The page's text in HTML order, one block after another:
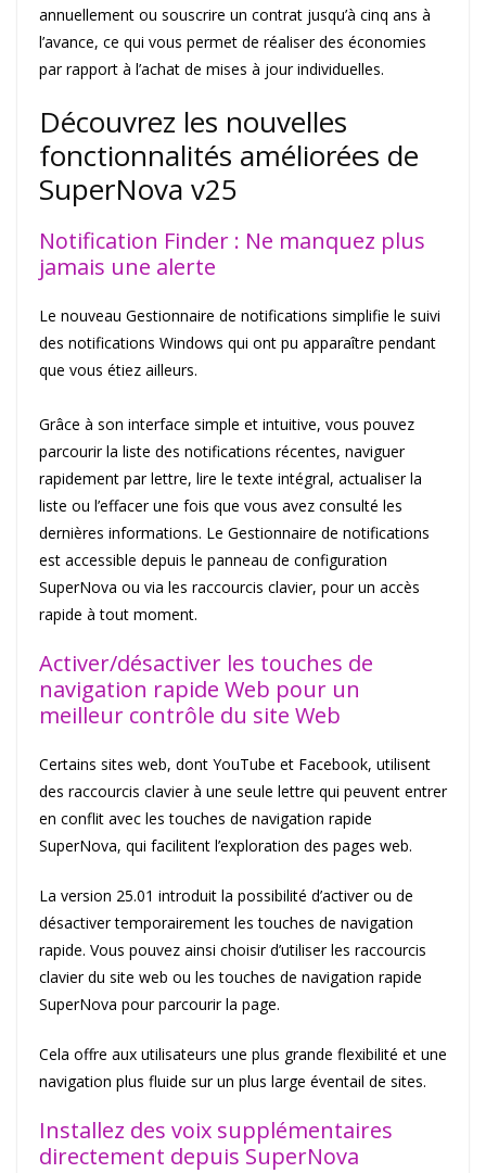
annuellement ou souscrire un contrat jusqu’à cinq ans à
l’avance, ce qui vous permet de réaliser des économies
par rapport à l’achat de mises à jour individuelles.
Découvrez les nouvelles
fonctionnalités améliorées de
SuperNova v25
Notification Finder : Ne manquez plus
jamais une alerte
Le nouveau Gestionnaire de notifications simplifie le suivi
des notifications Windows qui ont pu apparaître pendant
que vous étiez ailleurs.
Grâce à son interface simple et intuitive, vous pouvez
parcourir la liste des notifications récentes, naviguer
rapidement par lettre, lire le texte intégral, actualiser la
liste ou l’effacer une fois que vous avez consulté les
dernières informations. Le Gestionnaire de notifications
est accessible depuis le panneau de configuration
SuperNova ou via les raccourcis clavier, pour un accès
rapide à tout moment.
Activer/désactiver les touches de
navigation rapide Web pour un
meilleur contrôle du site Web
Certains sites web, dont YouTube et Facebook, utilisent
des raccourcis clavier à une seule lettre qui peuvent entrer
en conflit avec les touches de navigation rapide
SuperNova, qui facilitent l’exploration des pages web.
La version 25.01 introduit la possibilité d’activer ou de
désactiver temporairement les touches de navigation
rapide. Vous pouvez ainsi choisir d’utiliser les raccourcis
clavier du site web ou les touches de navigation rapide
SuperNova pour parcourir la page.
Cela offre aux utilisateurs une plus grande flexibilité et une
navigation plus fluide sur un plus large éventail de sites.
Installez des voix supplémentaires
directement depuis SuperNova